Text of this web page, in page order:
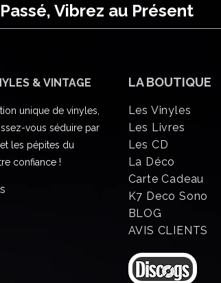
Vibrez au Présent
& VINTAGE
unique de vinyles,
vous séduire par
les pépites du
confiance !
LA BOUTIQUE
Les Vinyles
Les Livres
Les CD
La Déco
Carte Cadeau
K7 Deco Sono
BLOG
AVIS CLIENTS